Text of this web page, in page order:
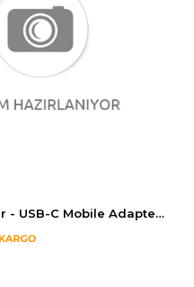
DELL Adapter - USB-C Mobile Adapter - DA310 470-AEUP